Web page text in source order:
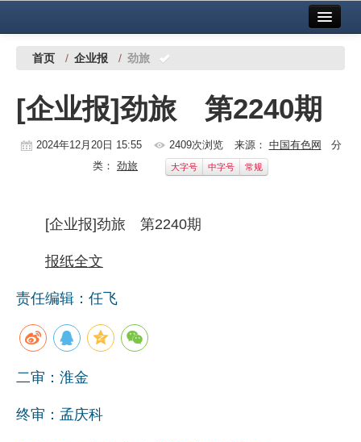
中国有色金属报社主办 广告服务
铜镍铅锌
铝
党建工作
企业文化
《资源再生》杂志
首页 / 企业报 / 劲旅
[企业报]劲旅 第2240期
2024年12月20日 15:55 2409次浏览 来源： 中国有色网 分
类： 劲旅 大字号 中字号 常规
[企业报]劲旅 第2240期
报纸全文
责任编辑：任飞
二审：淮金
终审：孟庆科